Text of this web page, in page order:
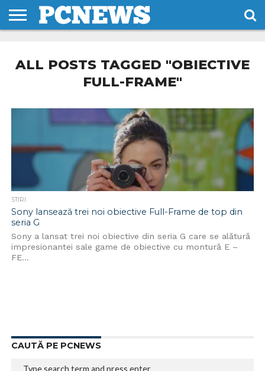
NOI
SI
CONDITII
ALL POSTS TAGGED "OBIECTIVE
FULL-FRAME"
STIRI
Sony lansează trei noi obiective Full-Frame de top din
seria G
Sony a lansat trei noi obiective din seria G care se alătură
impresionantei sale game de obiective cu montură E –
FE...
CAUTĂ PE PCNEWS